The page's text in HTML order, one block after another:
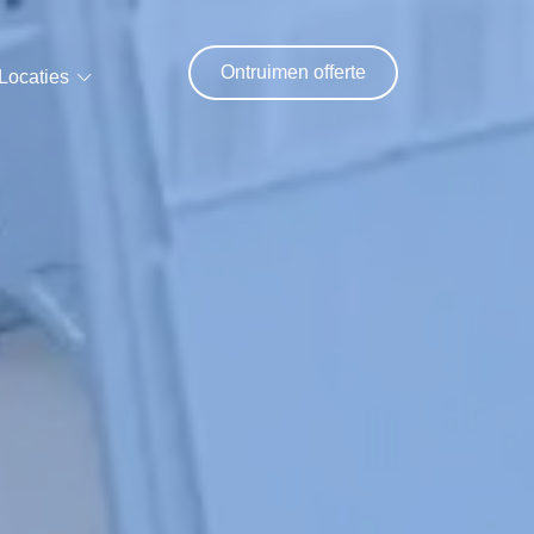
Ontruimen offerte